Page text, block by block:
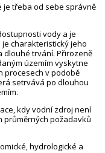
je třeba od sebe správně
vody a je
charakteristický jeho
dlouhé trvání. Přirozeně
územím vyskytne
procesech v podobě
setrvává po dlouhou
kdy vodní zdroj není
požadavků
hydrologické a